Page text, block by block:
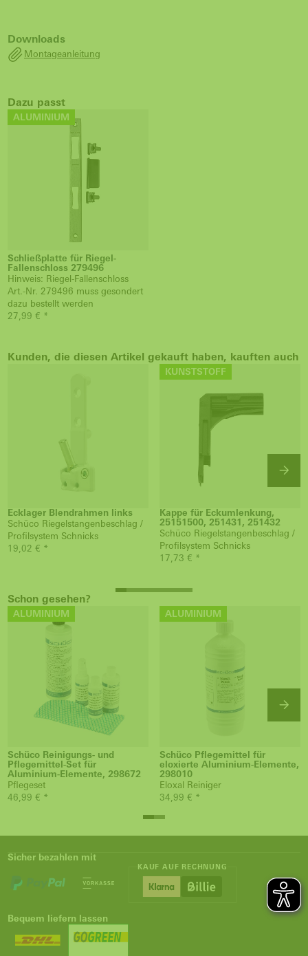
Downloads
Montageanleitung
Dazu passt
ALUMINIUM
Schließplatte für Riegel-
Fallenschloss 279496
Hinweis: Riegel-Fallenschloss
Art.-Nr. 279496 muss gesondert
dazu bestellt werden
27,99 € *
Kunden, die diesen Artikel gekauft haben, kauften auch
Ecklager Blendrahmen links
Schüco Riegelstangenbeschlag /
Profilsystem Schnicks
19,02 € *
KUNSTSTOFF
Kappe für Eckumlenkung,
25151500, 251431, 251432
Schüco Riegelstangenbeschlag /
Profilsystem Schnicks
17,73 € *
Schon gesehen?
ALUMINIUM
Schüco Reinigungs- und
Pflegemittel-Set für
Aluminium-Elemente, 298672
Pflegeset
46,99 € *
ALUMINIUM
Schüco Pflegemittel für
eloxierte Aluminium-Elemente,
298010
Eloxal Reiniger
34,99 € *
Sicher bezahlen mit
KAUF AUF RECHNUNG
Bequem liefern lassen